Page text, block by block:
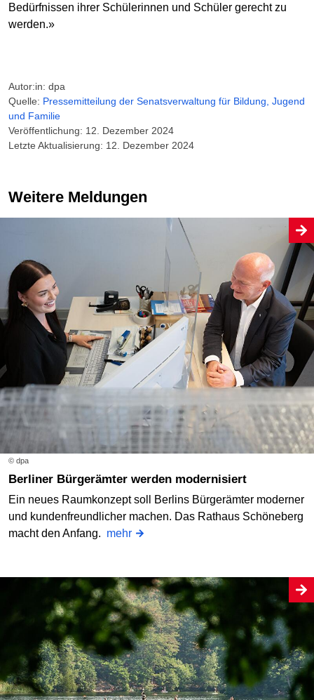
Bedürfnissen ihrer Schülerinnen und Schüler gerecht zu
werden.»
Autor:in: dpa
Quelle: Pressemitteilung der Senatsverwaltung für Bildung, Jugend
und Familie
Veröffentlichung: 12. Dezember 2024
Letzte Aktualisierung: 12. Dezember 2024
Weitere Meldungen
© dpa
Berliner Bürgerämter werden modernisiert
Ein neues Raumkonzept soll Berlins Bürgerämter moderner
und kundenfreundlicher machen. Das Rathaus Schöneberg
macht den Anfang. mehr